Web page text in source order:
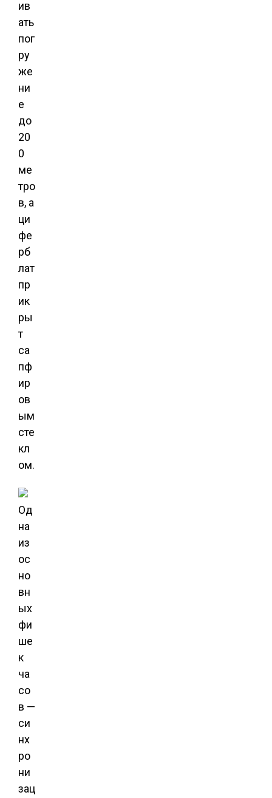
ив
ать
пог
ру
же
ни
е
до
20
0
ме
тро
в, а
ци
фе
рб
лат
пр
ик
ры
т
са
пф
ир
ов
ым
сте
кл
ом.
Од
на
из
ос
но
вн
ых
фи
ше
к
ча
со
в —
си
нх
ро
ни
зац